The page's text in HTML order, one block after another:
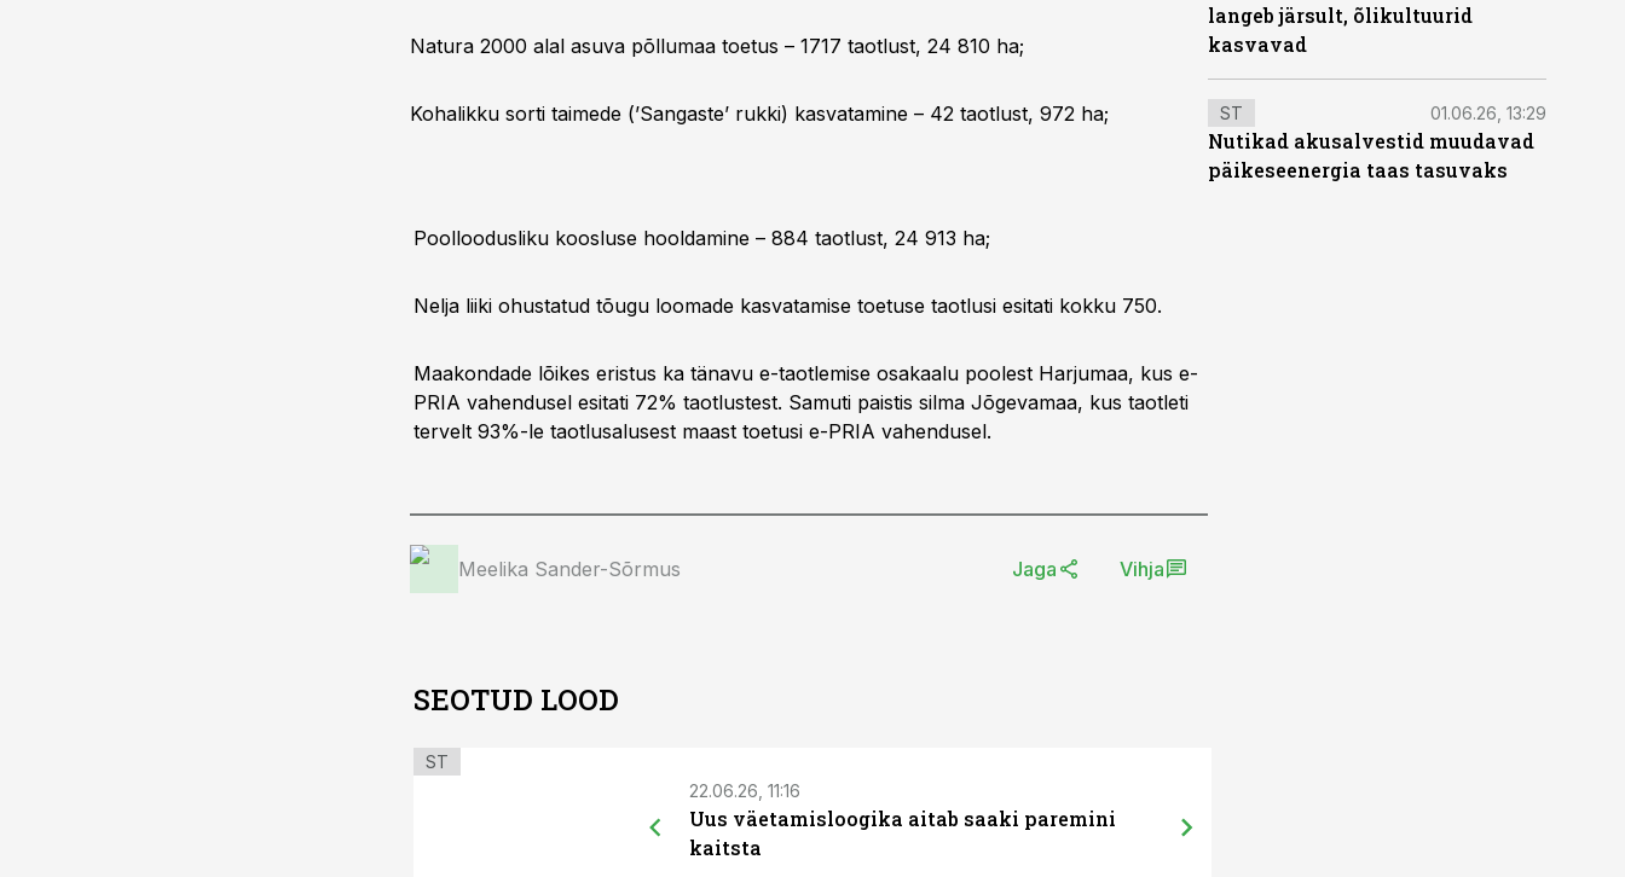
Natura 2000 alal asuva põllumaa toetus – 1717 taotlust, 24 810 ha;
Kohalikku sorti taimede (’Sangaste’ rukki) kasvatamine – 42 taotlust, 972 ha;
langeb järsult, õlikultuurid
kasvavad
ST 01.06.26, 13:29
Nutikad akusalvestid muudavad
päikeseenergia taas tasuvaks
Poolloodusliku koosluse hooldamine – 884 taotlust, 24 913 ha;
Nelja liiki ohustatud tõugu loomade kasvatamise toetuse taotlusi esitati kokku 750.
Maakondade lõikes eristus ka tänavu e-taotlemise osakaalu poolest Harjumaa, kus e-
PRIA vahendusel esitati 72% taotlustest. Samuti paistis silma Jõgevamaa, kus taotleti
tervelt 93%-le taotlusalusest maast toetusi e-PRIA vahendusel.
Meelika Sander-Sõrmus Jaga Vihja
SEOTUD LOOD
ST
22.06.26, 11:16
Uus väetamisloogika aitab saaki paremini
kaitsta